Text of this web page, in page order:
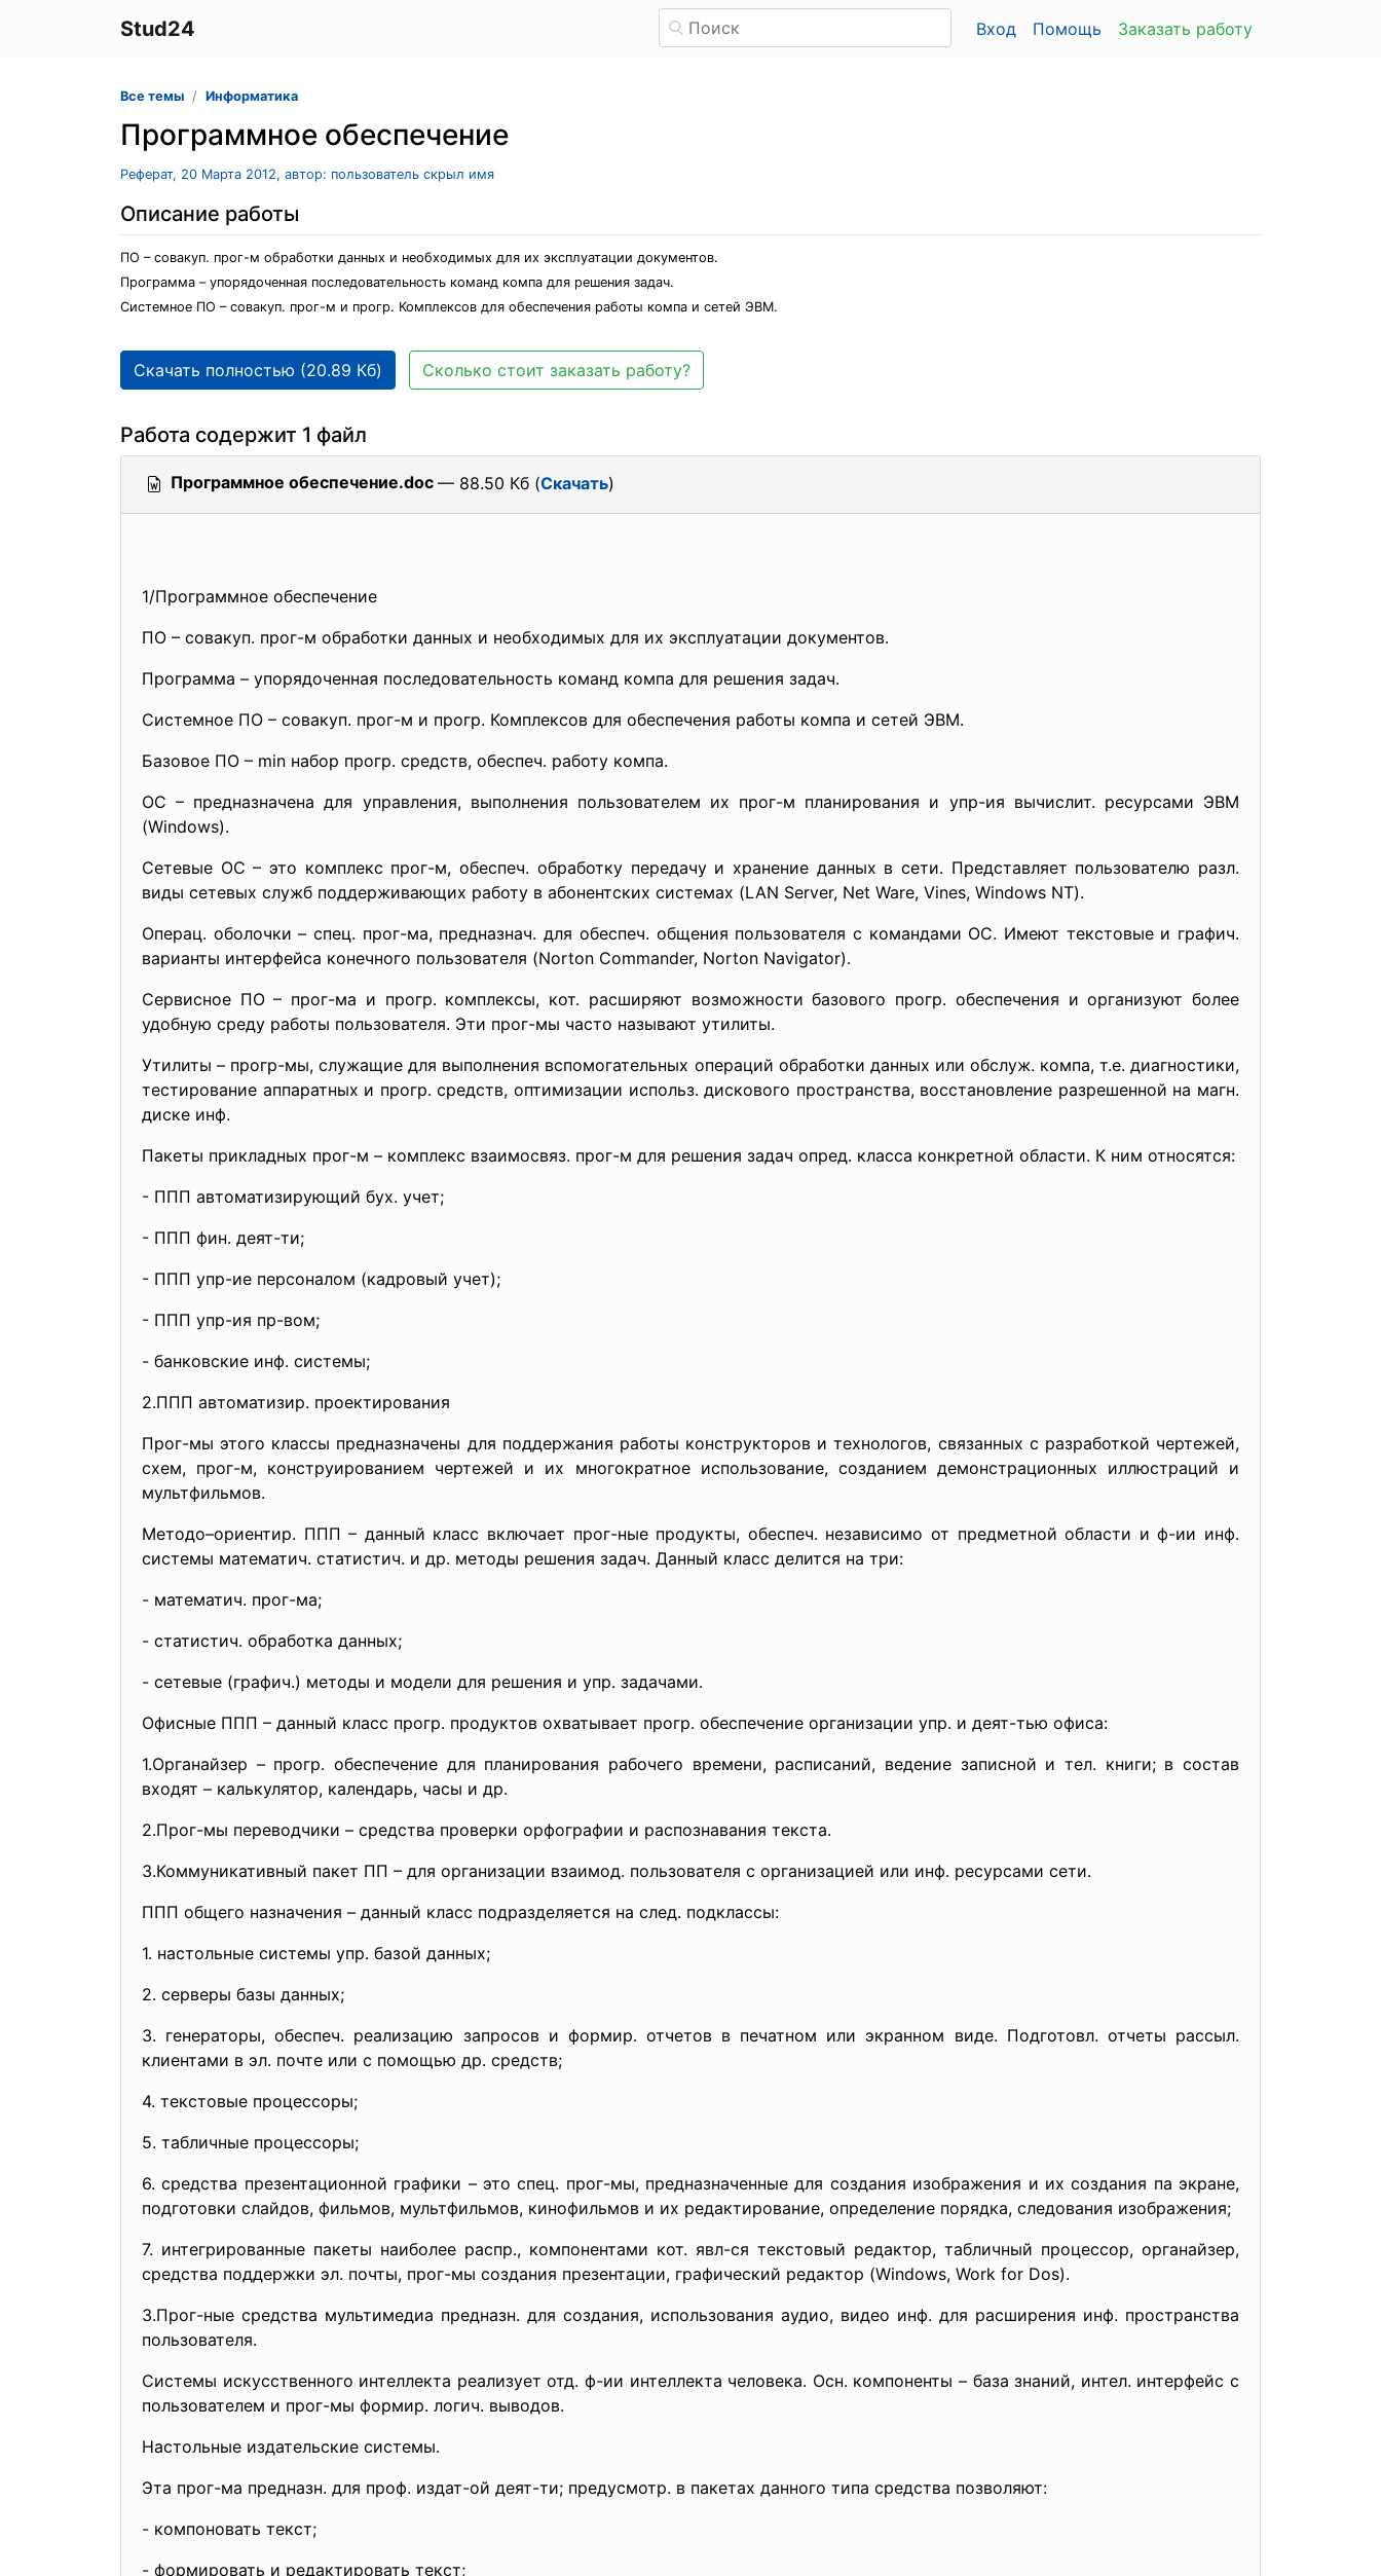
Stud24 Вход Помощь Заказать работу
Все темы Информатика
Программное обеспечение
Реферат, 20 Марта 2012, автор: пользователь скрыл имя
Описание работы
ПО – совакуп. прог-м обработки данных и необходимых для их эксплуатации документов.
Программа – упорядоченная последовательность команд компа для решения задач.
Системное ПО – совакуп. прог-м и прогр. Комплексов для обеспечения работы компа и сетей ЭВМ.
Скачать полностью (20.89 Кб) Сколько стоит заказать работу?
Работа содержит 1 файл
Программное обеспечение.doc — 88.50 Кб (Скачать)
1/Программное обеспечение
ПО – совакуп. прог-м обработки данных и необходимых для их эксплуатации документов.
Программа – упорядоченная последовательность команд компа для решения задач.
Системное ПО – совакуп. прог-м и прогр. Комплексов для обеспечения работы компа и сетей ЭВМ.
Базовое ПО – min набор прогр. средств, обеспеч. работу компа.
ОС – предназначена для управления, выполнения пользователем их прог-м планирования и упр-ия вычислит. ресурсами ЭВМ
(Windows).
Сетевые ОС – это комплекс прог-м, обеспеч. обработку передачу и хранение данных в сети. Представляет пользователю разл.
виды сетевых служб поддерживающих работу в абонентских системах (LAN Server, Net Ware, Vines, Windows NT).
Операц. оболочки – спец. прог-ма, предназнач. для обеспеч. общения пользователя с командами ОС. Имеют текстовые и графич.
варианты интерфейса конечного пользователя (Norton Commander, Norton Navigator).
Сервисное ПО – прог-ма и прогр. комплексы, кот. расширяют возможности базового прогр. обеспечения и организуют более
удобную среду работы пользователя. Эти прог-мы часто называют утилиты.
Утилиты – прогр-мы, служащие для выполнения вспомогательных операций обработки данных или обслуж. компа, т.е. диагностики,
тестирование аппаратных и прогр. средств, оптимизации использ. дискового пространства, восстановление разрешенной на магн.
диске инф.
Пакеты прикладных прог-м – комплекс взаимосвяз. прог-м для решения задач опред. класса конкретной области. К ним относятся:
- ППП автоматизирующий бух. учет;
- ППП фин. деят-ти;
- ППП упр-ие персоналом (кадровый учет);
- ППП упр-ия пр-вом;
- банковские инф. системы;
2.ППП автоматизир. проектирования
Прог-мы этого классы предназначены для поддержания работы конструкторов и технологов, связанных с разработкой чертежей,
схем, прог-м, конструированием чертежей и их многократное использование, созданием демонстрационных иллюстраций и
мультфильмов.
Методо–ориентир. ППП – данный класс включает прог-ные продукты, обеспеч. независимо от предметной области и ф-ии инф.
системы математич. статистич. и др. методы решения задач. Данный класс делится на три:
- математич. прог-ма;
- статистич. обработка данных;
- сетевые (графич.) методы и модели для решения и упр. задачами.
Офисные ППП – данный класс прогр. продуктов охватывает прогр. обеспечение организации упр. и деят-тью офиса:
1.Органайзер – прогр. обеспечение для планирования рабочего времени, расписаний, ведение записной и тел. книги; в состав
входят – калькулятор, календарь, часы и др.
2.Прог-мы переводчики – средства проверки орфографии и распознавания текста.
3.Коммуникативный пакет ПП – для организации взаимод. пользователя с организацией или инф. ресурсами сети.
ППП общего назначения – данный класс подразделяется на след. подклассы:
1. настольные системы упр. базой данных;
2. серверы базы данных;
3. генераторы, обеспеч. реализацию запросов и формир. отчетов в печатном или экранном виде. Подготовл. отчеты рассыл.
клиентами в эл. почте или с помощью др. средств;
4. текстовые процессоры;
5. табличные процессоры;
6. средства презентационной графики – это спец. прог-мы, предназначенные для создания изображения и их создания па экране,
подготовки слайдов, фильмов, мультфильмов, кинофильмов и их редактирование, определение порядка, следования изображения;
7. интегрированные пакеты наиболее распр., компонентами кот. явл-ся текстовый редактор, табличный процессор, органайзер,
средства поддержки эл. почты, прог-мы создания презентации, графический редактор (Windows, Work for Dos).
3.Прог-ные средства мультимедиа предназн. для создания, использования аудио, видео инф. для расширения инф. пространства
пользователя.
Системы искусственного интеллекта реализует отд. ф-ии интеллекта человека. Осн. компоненты – база знаний, интел. интерфейс с
пользователем и прог-мы формир. логич. выводов.
Настольные издательские системы.
Эта прог-ма предназн. для проф. издат-ой деят-ти; предусмотр. в пакетах данного типа средства позволяют:
- компоновать текст;
- формировать и редактировать текст;